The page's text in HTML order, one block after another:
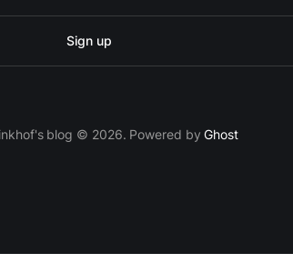
Sign up
blog © 2026. Powered byGhost